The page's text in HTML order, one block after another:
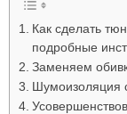
Как сделать
подробные
Заменяем
Шумоизоляция